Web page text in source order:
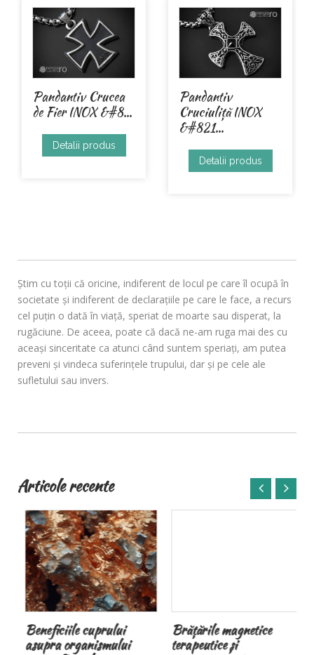
Pandantiv
Cruciuliță INOX
Pandantiv Crucea
Ştim cu toţii că oricine, indiferent de locul pe care îl ocupă în
societate şi indiferent de declaraţiile pe care le face, a recurs
cel puţin o dată în viaţă, speriat de moarte sau disperat, la
rugăciune. De aceea, poate că dacă ne-am ruga mai des cu
aceaşi sinceritate ca atunci când suntem speriaţi, am putea
preveni şi vindeca suferinţele trupului, dar şi pe cele ale
sufletului sau invers.
Articole recente
Beneficiile cuprului
asupra organismului
Brățările magnetice
terapeutice și